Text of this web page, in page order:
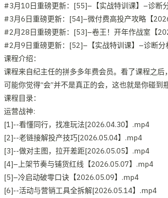
#3月10日重磅更新：[55]–【实战特训课】–诊断
#3月6日重磅更新：[54]–微付费高投产攻略【
#2月28日重磅更新：[53]–卷王！开年作战室【
#2月9日重磅更新：[52]–【实战特训课】–诊断分
课程介绍：
课程来自纪主任的拼多多年费会员。看了课程之
可能你觉得“会”并不是真正的会，这也就是你碰
课程目录：
运营战神:
[1]--看懂同行，找准玩法[2026.04.30】.mp4
[2]--老链接解投产技巧[2026.05.04】.mp4
[3]--做对主图，拉开差距[2026.05.05】.mp4
[4]–上架节奏与铺货红线【2026.05.07】.mp4
[5]–冷启动破零口诀【2026.05.09】.mp4
[6]--活动与营销工具全拆解[2026.05.14】.mp4